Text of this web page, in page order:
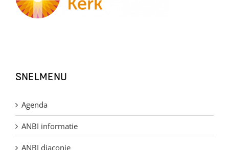
SNELMENU
Agenda
ANBI informatie
ANBI diaconie